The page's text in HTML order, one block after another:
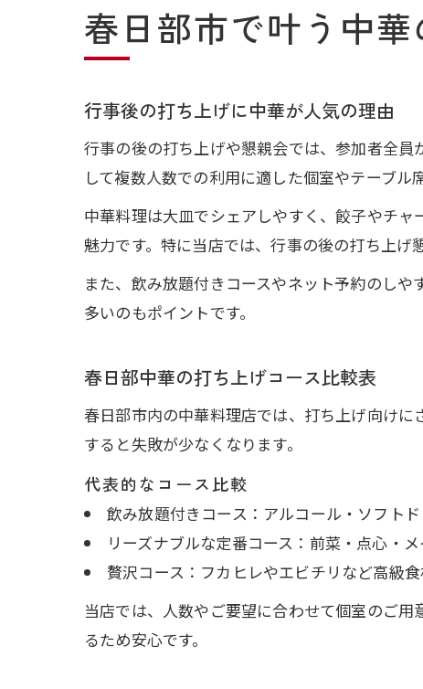
春日部市で叶う中
行事後の打ち上げに中華が人気の理由
行事の後の打ち上げや懇親会では、参加者全
して複数人数での利用に適した個室やテーブル
中華料理は大皿でシェアしやすく、餃子やチ
魅力です。特に当店では、行事の後の打ち上げ
また、飲み放題付きコースやネット予約のし
多いのもポイントです。
春日部中華の打ち上げコース比較表
春日部市内の中華料理店では、打ち上げ向け
すると失敗が少なくなります。
代表的なコース比較
飲み放題付きコース：アルコール・ソフト
リーズナブルな定番コース：前菜・点心・
贅沢コース：フカヒレやエビチリなど高級
当店では、人数やご要望に合わせて個室のご
るため安心です。